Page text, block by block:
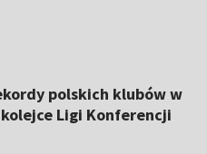
polskich klubów w
Ligi Konferencji